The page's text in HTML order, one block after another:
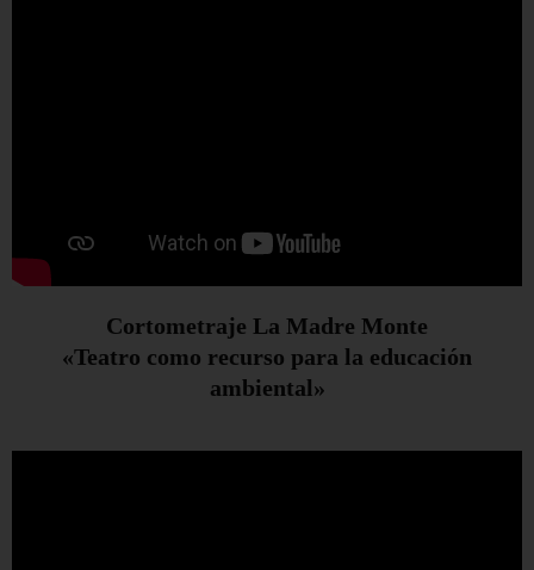
Cortometraje La Madre Monte
«Teatro como recurso para la educación
ambiental»